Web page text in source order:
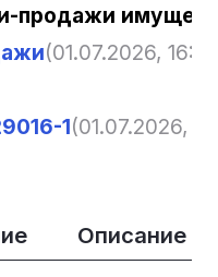
продажи
(01.07.2026,
1(01.07.2026,
Описание